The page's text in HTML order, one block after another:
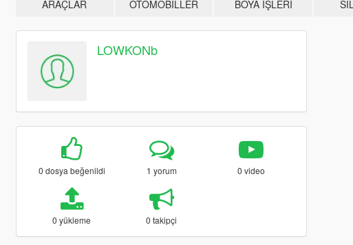
ARAÇLAR OTOMOBILLER BOYA İŞLERI
LOWKONb
0 dosya beğenildi 1 yorum 0 video
0 yükleme 0 takipçi